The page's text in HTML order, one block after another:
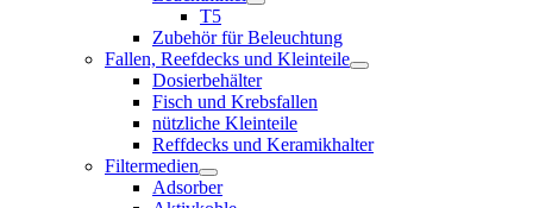
T5
Zubehör für Beleuchtung
Fallen, Reefdecks und Kleinteile
Dosierbehälter
Fisch und Krebsfallen
nützliche Kleinteile
Reffdecks und Keramikhalter
Filtermedien
Adsorber